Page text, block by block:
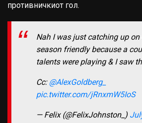
противничкиот гол.
Nah I was just catching up on
season friendly because a
talents were playing & I saw
Cc: @AlexGoldberg_
pic.twitter.com/jRnxmW5IoS
— Felix (@FelixJohnston_)